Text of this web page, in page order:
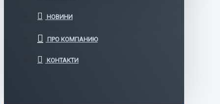
НОВИНИ
ПРО КОМПАНИЮ
КОНТАКТИ